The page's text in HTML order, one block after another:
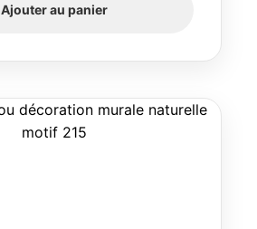
Ajouter au panier